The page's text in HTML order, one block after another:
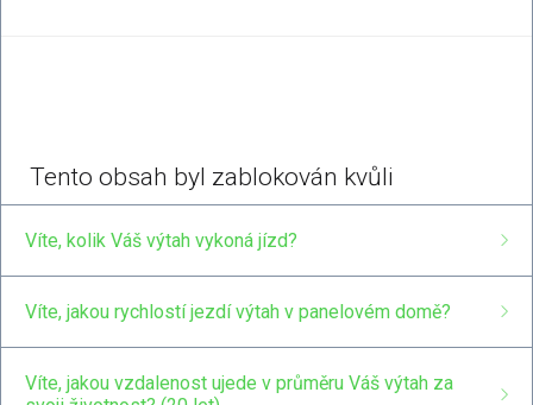
Víte, kolik Váš výtah vykoná jízd?
za 10 let 600.000 jízd. (160 denně)
Víte, jakou rychlostí jezdí výtah v panelovém domě?
nové výtahy jezdí v průměru 1 metr za sekundu. (3,6 km/h)
Víte, jakou vzdalenost ujede v průměru Váš výtah za